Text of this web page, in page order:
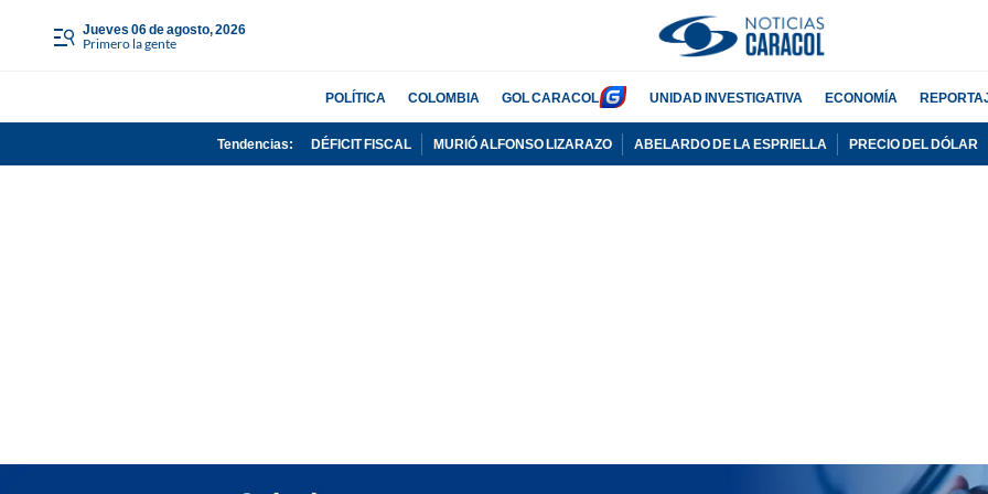
jueves 06 de agosto, 2026
Primero la gente
POLÍTICA COLOMBIA GOL CARACOL UNIDAD INVESTIGATIVA ECONOMÍA
Tendencias: DÉFICIT FISCAL MURIÓ ALFONSO LIZARAZO ABELARDO DE LA ESPRIELLA PRECIO DEL DÓLAR